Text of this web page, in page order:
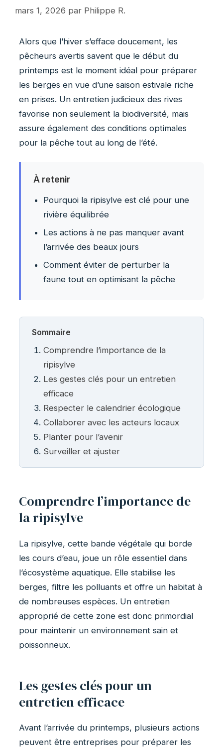
mars 1, 2026 par Philippe R.
Alors que l’hiver s’efface doucement, les
pêcheurs avertis savent que le début du
printemps est le moment idéal pour préparer
les berges en vue d’une saison estivale riche
en prises. Un entretien judicieux des rives
favorise non seulement la biodiversité, mais
assure également des conditions optimales
pour la pêche tout au long de l’été.
À retenir
Pourquoi la ripisylve est clé pour une
rivière équilibrée
Les actions à ne pas manquer avant
l’arrivée des beaux jours
Comment éviter de perturber la
faune tout en optimisant la pêche
Sommaire
Comprendre l’importance de la
ripisylve
Les gestes clés pour un entretien
efficace
Respecter le calendrier écologique
Collaborer avec les acteurs locaux
Planter pour l’avenir
Surveiller et ajuster
Comprendre l’importance de
la ripisylve
La ripisylve, cette bande végétale qui borde
les cours d’eau, joue un rôle essentiel dans
l’écosystème aquatique. Elle stabilise les
berges, filtre les polluants et offre un habitat à
de nombreuses espèces. Un entretien
approprié de cette zone est donc primordial
pour maintenir un environnement sain et
poissonneux.
Les gestes clés pour un
entretien efficace
Avant l’arrivée du printemps, plusieurs actions
peuvent être entreprises pour préparer les